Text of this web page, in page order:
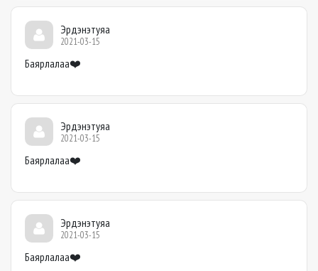
Эрдэнэтуяа
2021-03-15
Баярлалаа❤️
Эрдэнэтуяа
2021-03-15
Баярлалаа❤️
Эрдэнэтуяа
2021-03-15
Баярлалаа❤️